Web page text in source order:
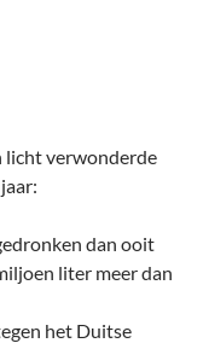
licht verwonderde
dan ooit
liter meer dan
het Duitse